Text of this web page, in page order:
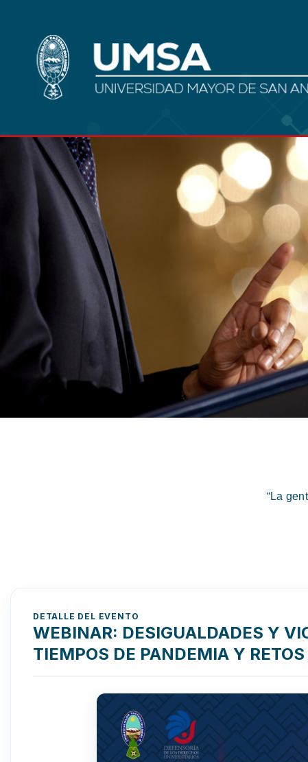
“La
DETALLE DEL EVENTO
WEBINAR: DESIGUALDADES Y
TIEMPOS DE PANDEMIA Y